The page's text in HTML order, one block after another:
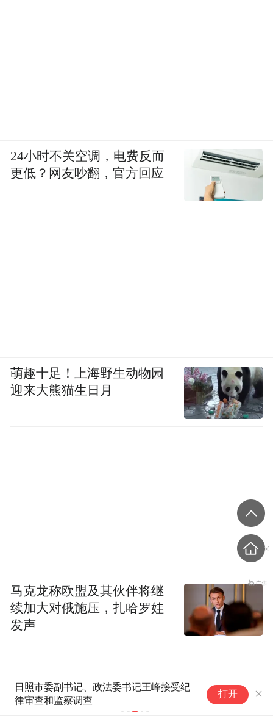
日照市委副书记、政法委书记王峰接受纪
律审查和监察调查
打开
24小时不关空调，电费反而
更低？网友吵翻，官方回应
萌趣十足！上海野生动物园
迎来大熊猫生日月
马克龙称欧盟及其伙伴将继
续加大对俄施压，扎哈罗娃
发声